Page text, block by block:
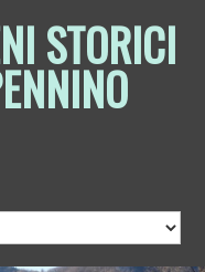
STORICI